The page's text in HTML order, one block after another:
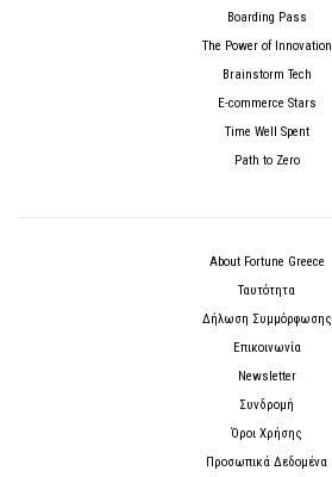
Boarding Pass
The Power of Innovation
Brainstorm Tech
E-commerce Stars
Time Well Spent
Path to Zero
About Fortune Greece
Ταυτότητα
Δήλωση Συμμόρφωσης
Επικοινωνία
Newsletter
Συνδρομή
Όροι Χρήσης
Προσωπικά Δεδομένα